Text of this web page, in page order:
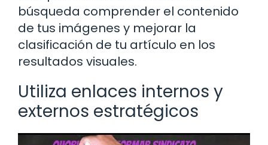
búsqueda comprender el contenido
de tus imágenes y mejorar la
clasificación de tu artículo en los
resultados visuales.
Utiliza enlaces internos y
externos estratégicos